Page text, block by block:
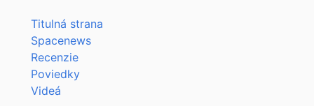
Titulná strana
Spacenews
Recenzie
Poviedky
Videá